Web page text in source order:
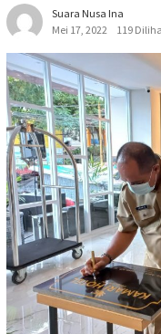
Suara Nusa Ina
Mei 17, 2022
119